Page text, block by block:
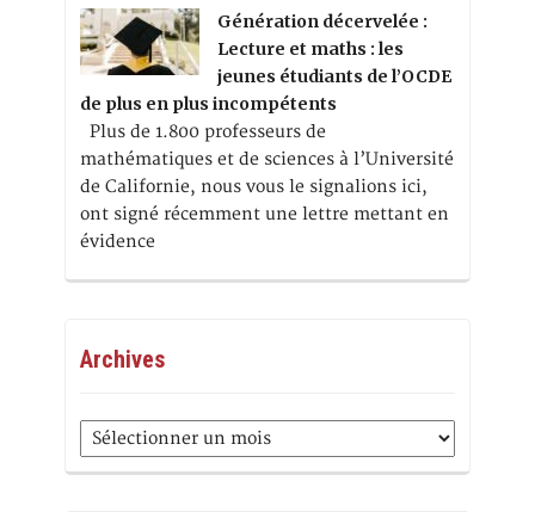
Génération décervelée :
Lecture et maths : les
jeunes étudiants de l’OCDE
de plus en plus incompétents
Plus de 1.800 professeurs de
mathématiques et de sciences à l’Université
de Californie, nous vous le signalions ici,
ont signé récemment une lettre mettant en
évidence
Archives
Archives